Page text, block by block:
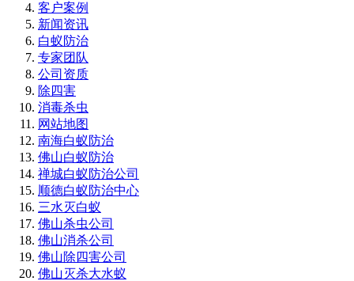
客户案例
新闻资讯
白蚁防治
专家团队
公司资质
除四害
消毒杀虫
网站地图
南海白蚁防治
佛山白蚁防治
禅城白蚁防治公司
顺德白蚁防治中心
三水灭白蚁
佛山杀虫公司
佛山消杀公司
佛山除四害公司
佛山灭杀大水蚁